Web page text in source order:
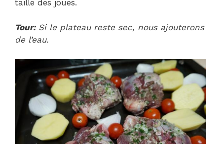
taille des joues.
Tour:Si le plateau reste sec, nous ajouterons
de l’eau.